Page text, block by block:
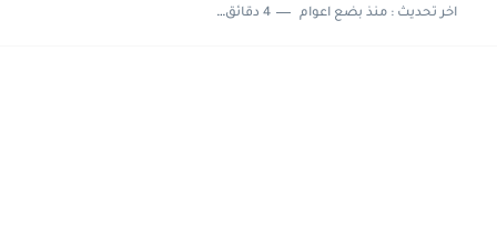
اخر تحديث :منذ بضع اعوام 4 دقائق للقراءة